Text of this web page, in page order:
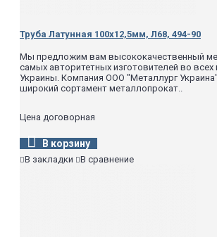
Труба Латунная 100х12,5мм, Л68, 494-90
Мы предложим вам высококачественный
самых авторитетных изготовителей во всех
Украины. Компания ООО "Металлург
широкий сортамент металлопрокат..
Цена договорная
В корзину
В закладки В сравнение